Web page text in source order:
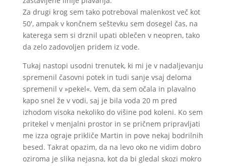
Za drugi krog sem tako potreboval malenkost več kot
50′, ampak v končnem seštevku sem dosegel čas, na
katerega sem si drznil upati oblečen v neopren, tako
da zelo zadovoljen pridem iz vode.
Tukaj nastopi usodni trenutek, ki mi je v nadaljevanju
spremenil časovni potek in tudi sanje vsaj deloma
spremenil v »pekel«. Vem, da sem očala in plavalno
kapo snel že v vodi, saj je bila voda 20 m pred
izhodom visoka nekoliko do višine pod koleni. Ko sem
pritekel v menjalni prostor in se pričnem pripravljati
me izza ograje prikliče Martin in pove nekaj bodrilnih
besed. Takrat opazim, da na levo oko ne vidim dobro
oziroma je slika nejasna, kot da bi gledal skozi mokro